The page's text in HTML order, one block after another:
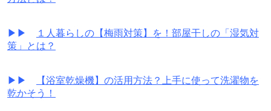
▶▶
１人暮らしの【梅雨対策】を！部屋干しの「湿気対
策」とは？
▶▶
【浴室乾燥機】の活用方法？上手に使って洗濯物を
乾かそう！